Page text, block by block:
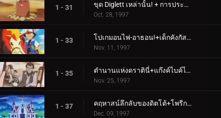
1 - 31 ขุด Diglett เหล่านั้น! + การประลองนินจาโปเก
Oct. 28, 1997
1 - 33 โปเกมอนไฟ-อาธอน!+เด็กคังกัสคาน
Nov. 11, 1997
1 - 35 ตำนานแห่งดราตินี่+แก๊งค์ไบค์ไบค์บริดจ์
Nov. 25, 1997
1 - 37 คฤหาสน์ลึกลับของดิตโต้+โพรีกอนทหารไซเบอร์
Dec. 09, 1997